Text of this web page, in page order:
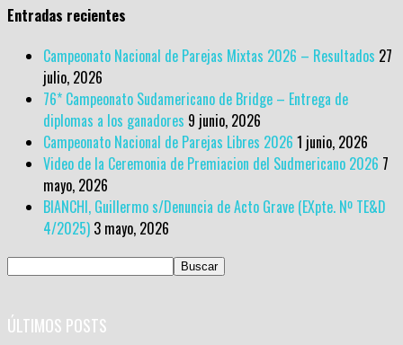
Entradas recientes
Campeonato Nacional de Parejas Mixtas 2026 – Resultados 27
julio, 2026
76* Campeonato Sudamericano de Bridge – Entrega de
diplomas a los ganadores 9 junio, 2026
Campeonato Nacional de Parejas Libres 2026 1 junio, 2026
Video de la Ceremonia de Premiacion del Sudmericano 2026 7
mayo, 2026
BIANCHI, Guillermo s/Denuncia de Acto Grave (EXpte. Nº TE&D
4/2025) 3 mayo, 2026
ÚLTIMOS POSTS